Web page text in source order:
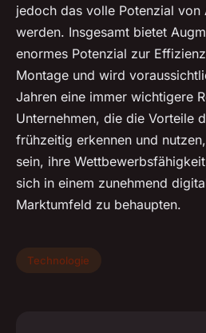
jedoch das volle Potenzial von
werden. Insgesamt bietet
enormes Potenzial zur
Montage und wird
Jahren eine immer wichtigere
Unternehmen, die die Vorteile
frühzeitig erkennen und
sein, ihre
sich in einem zunehmend
Marktumfeld zu behaupten.
Technologie